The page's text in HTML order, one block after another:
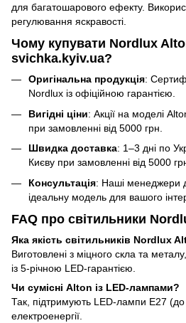
для багатошарового ефекту.
регулювання яскравості.
Чому купувати Nordlux
svichka.kyiv.ua?
Оригінальна продукція:
Nordlux із офіційною гарантією.
Вигідні ціни: Акції на моделі
при замовленні від 5000 грн.
Швидка доставка: 1–3 дні по
Києву при замовленні від 5000
Консультація: Наші менеджери
ідеальну модель для вашого
FAQ про світильники
Яка якість світильників Nordlux
Виготовлені з міцного скла та
із 5-річною LED-гарантією.
Чи сумісні Alton із LED-лампами?
Так, підтримують LED-лампи E27 (до
електроенергії.